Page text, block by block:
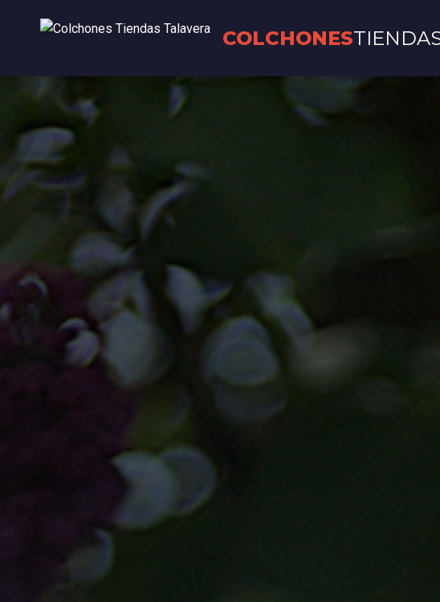
COLCHONES